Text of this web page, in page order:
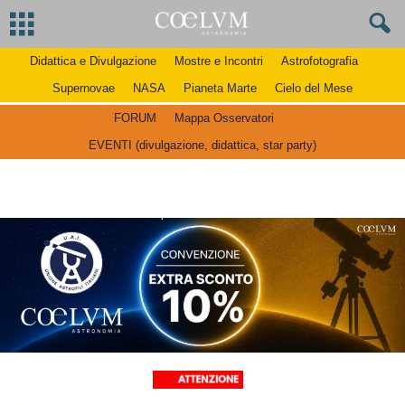
Didattica e Divulgazione Mostre e Incontri
Astrofotografia
Supernovae
NASA Pianeta Marte Cielo del Mese
FORUM
Mappa Osservatori
EVENTI (divulgazione, didattica, star party)